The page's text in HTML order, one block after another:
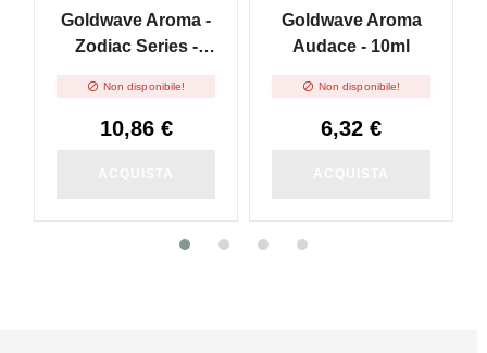
Goldwave Aroma -
Zodiac Series -
 Non disponibile!
10,86 €
Goldwave Aroma
Audace - 10ml
 Non disponibile!
6,32 €